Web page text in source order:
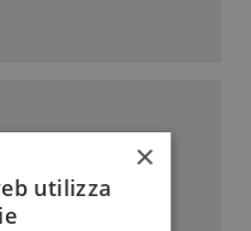
×
utilizza